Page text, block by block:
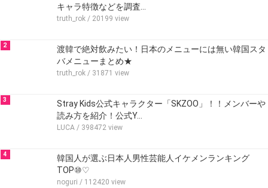
キャラ特徴などを調査…
truth_rok / 20199 view
2
渡韓で絶対飲みたい！日本のメニューには無い韓国スタ
バメニューまとめ★
truth_rok / 31871 view
3
Stray Kids公式キャラクター「SKZOO」！！メンバーや
読み方を紹介！公式Y…
LUCA / 398472 view
4
韓国人が選ぶ日本人男性芸能人イケメンランキング
TOP⑩♡
noguri / 112420 view